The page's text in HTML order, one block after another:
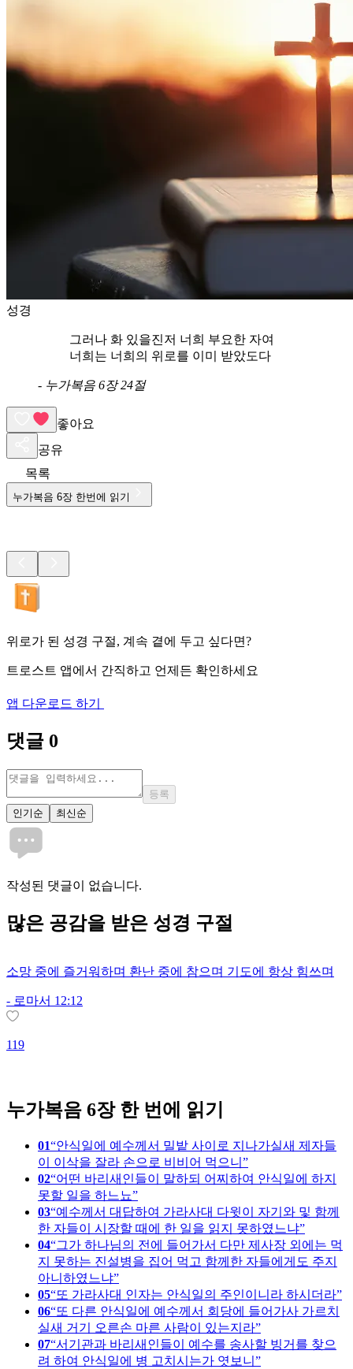
성경
그러나 화 있을진저 너희 부요한 자여
너희는 너희의 위로를 이미 받았도다
- 누가복음 6장 24절
좋아요
공유
목록
누가복음 6장 한번에 읽기
위로가 된 성경 구절, 계속 곁에 두고 싶다면?
트로스트 앱에서 간직하고 언제든 확인하세요
앱 다운로드 하기
댓글 0
등록
인기순
최신순
작성된 댓글이 없습니다.
많은 공감을 받은 성경 구절
소망 중에 즐거워하며 환난 중에 참으며 기도에 항상 힘쓰며
- 로마서 12:12
119
누가복음 6장 한 번에 읽기
01 안식일에 예수께서 밀밭 사이로 지나가실새 제자들
이 이삭을 잘라 손으로 비비어 먹으니
02 어떤 바리새인들이 말하되 어찌하여 안식일에 하지
못할 일을 하느뇨
03 예수께서 대답하여 가라사대 다윗이 자기와 및 함께
한 자들이 시장할 때에 한 일을 읽지 못하였느냐
04 그가 하나님의 전에 들어가서 다만 제사장 외에는 먹
지 못하는 진설병을 집어 먹고 함께한 자들에게도 주지
아니하였느냐
05 또 가라사대 인자는 안식일의 주인이니라 하시더라
06 또 다른 안식일에 예수께서 회당에 들어가사 가르치
실새 거기 오른손 마른 사람이 있는지라
07 서기관과 바리새인들이 예수를 송사할 빙거를 찾으
려 하여 안식일에 병 고치시는가 엿보니